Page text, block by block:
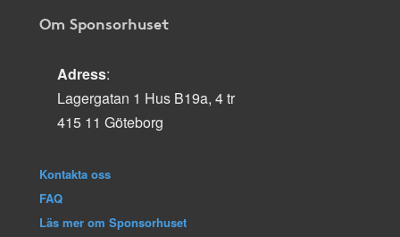
Om Sponsorhuset
Adress:
Lagergatan 1 Hus B19a, 4 tr
415 11 Göteborg
Kontakta oss
FAQ
Läs mer om Sponsorhuset